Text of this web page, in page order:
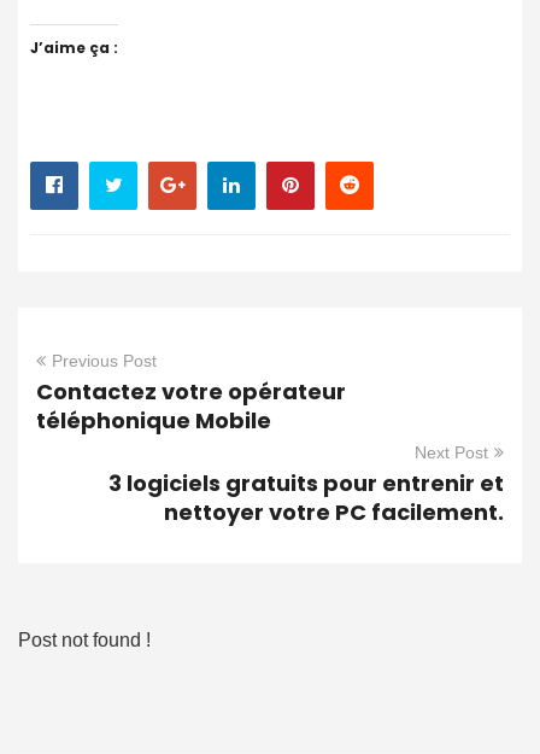
J’aime ça :
Previous Post
Contactez votre opérateur
téléphonique Mobile
Next Post
3 logiciels gratuits pour entrenir et
nettoyer votre PC facilement.
Post not found !